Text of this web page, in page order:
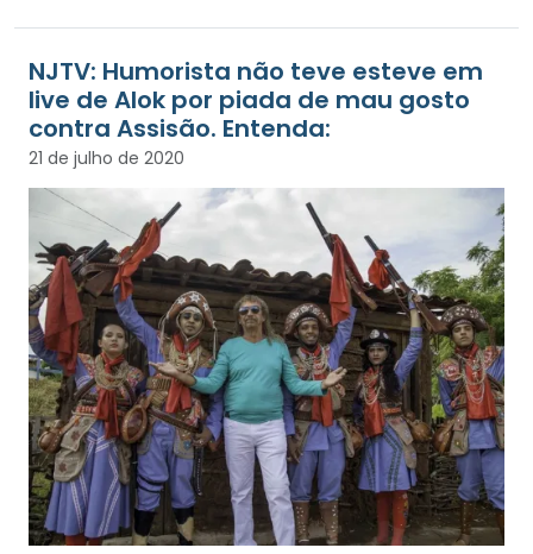
NJTV: Humorista não teve esteve em
live de Alok por piada de mau gosto
contra Assisão. Entenda:
21 de julho de 2020